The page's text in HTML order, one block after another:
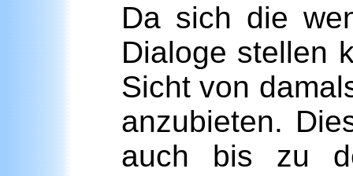
Da sich die
Dialoge stellen
Sicht von
anzubieten.
auch bis zu